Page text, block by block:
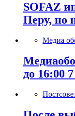
SOFAZ
Перу, но
Медиа
до 16:00